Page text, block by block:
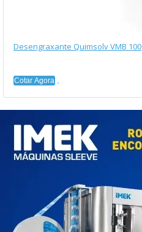
Desengraxante Quimsolv VMB 100
Cotar Agora